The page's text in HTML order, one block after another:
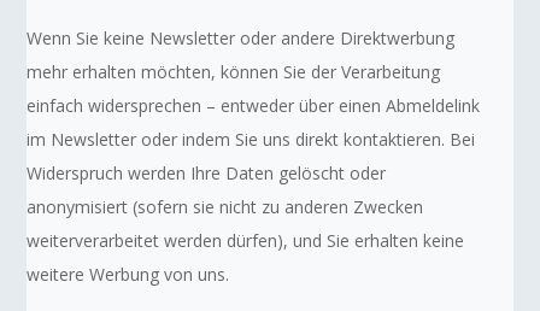
Wenn Sie keine Newsletter oder andere Direktwerbung
mehr erhalten möchten, können Sie der Verarbeitung
einfach widersprechen – entweder über einen Abmeldelink
im Newsletter oder indem Sie uns direkt kontaktieren. Bei
Widerspruch werden Ihre Daten gelöscht oder
anonymisiert (sofern sie nicht zu anderen Zwecken
weiterverarbeitet werden dürfen), und Sie erhalten keine
weitere Werbung von uns.